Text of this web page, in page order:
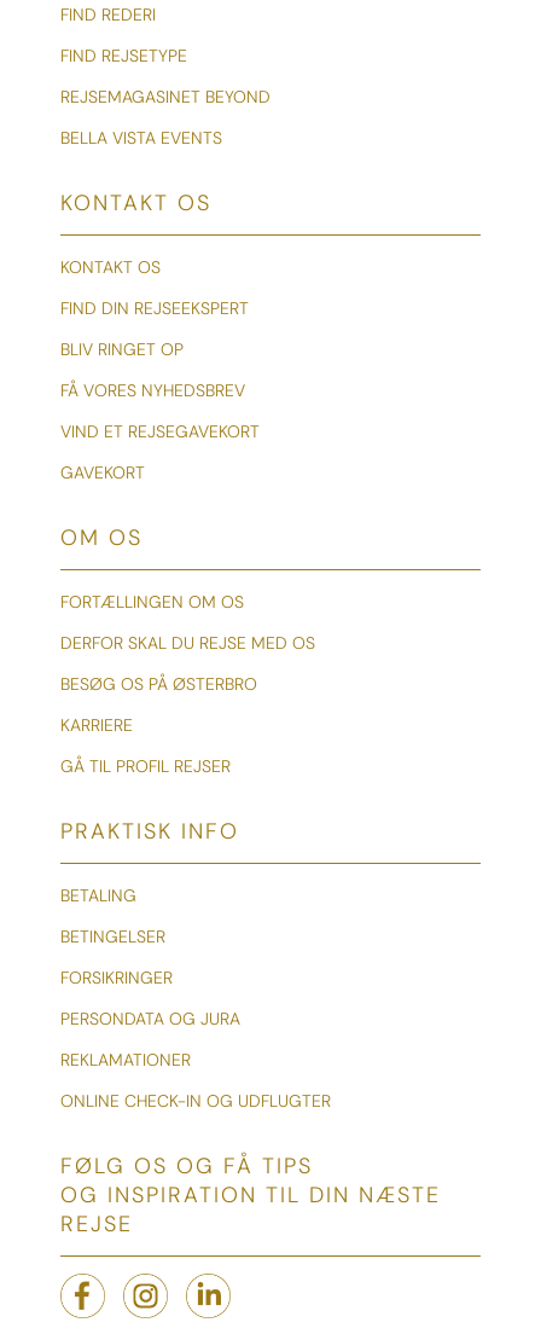
FIND REDERI
FIND REJSETYPE
REJSEMAGASINET BEYOND
BELLA VISTA EVENTS
KONTAKT OS
KONTAKT OS
FIND DIN REJSEEKSPERT
BLIV RINGET OP
FÅ VORES NYHEDSBREV
VIND ET REJSEGAVEKORT
GAVEKORT
OM OS
FORTÆLLINGEN OM OS
DERFOR SKAL DU REJSE MED OS
BESØG OS PÅ ØSTERBRO
KARRIERE
GÅ TIL PROFIL REJSER
PRAKTISK INFO
BETALING
BETINGELSER
FORSIKRINGER
PERSONDATA OG JURA
REKLAMATIONER
ONLINE CHECK-IN OG UDFLUGTER
FØLG OS OG FÅ TIPS
OG INSPIRATION TIL DIN NÆSTE
REJSE